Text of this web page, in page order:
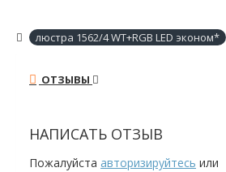
люстра 1562/4 WT+RGB LED эконом*
ОТЗЫВЫ
НАПИСАТЬ ОТЗЫВ
Пожалуйста авторизируйтесь или